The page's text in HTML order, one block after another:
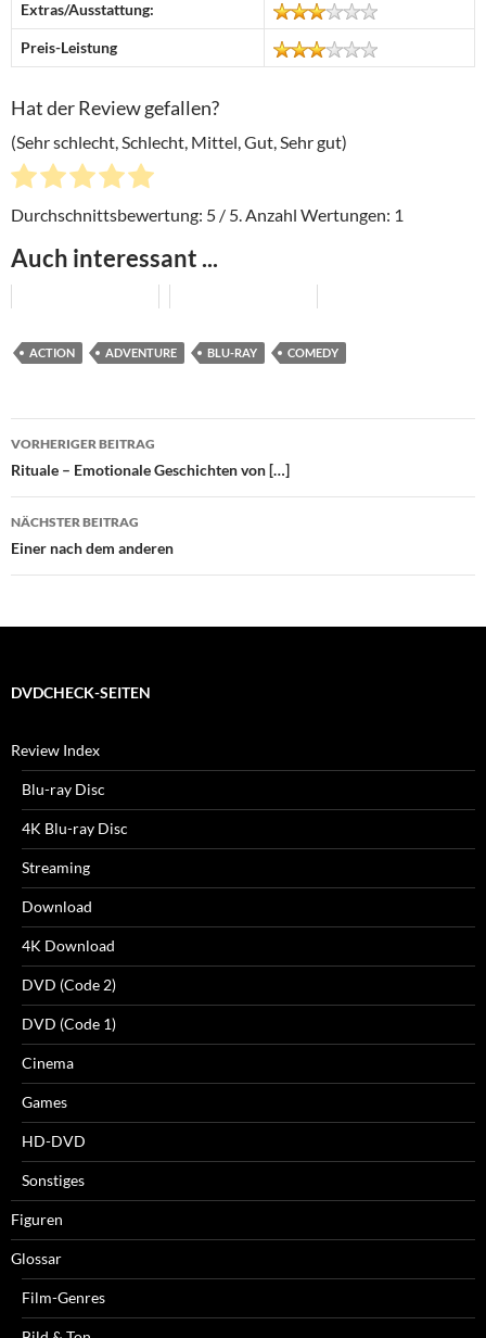
Extras/Ausstattung:
Preis-Leistung
Hat der Review gefallen?
(Sehr schlecht, Schlecht, Mittel, Gut, Sehr gut)
Durchschnittsbewertung: 5 / 5. Anzahl Wertungen: 1
Auch interessant ...
ACTION ADVENTURE BLU-RAY COMEDY
Beitragsnavigation
VORHERIGER BEITRAG
Rituale – Emotionale Geschichten von […]
NÄCHSTER BEITRAG
Einer nach dem anderen
DVDCHECK-SEITEN
Review Index
Blu-ray Disc
4K Blu-ray Disc
Streaming
Download
4K Download
DVD (Code 2)
DVD (Code 1)
Cinema
Games
HD-DVD
Sonstiges
Figuren
Glossar
Film-Genres